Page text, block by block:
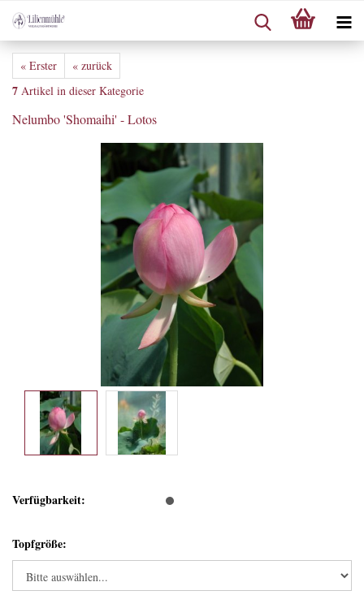
« Erster « zurück
7 Artikel in dieser Kategorie
Nelumbo 'Shomaihi' - Lotos
Verfügbarkeit:
Topfgröße: